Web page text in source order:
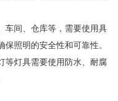
车间、仓库等，需要使用具
照明的安全性和可靠性。
等灯具需要使用防水、耐腐